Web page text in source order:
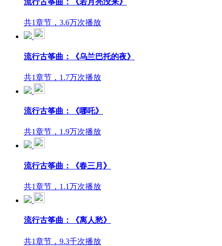
流行古筝曲：《若月亮没来》
共1章节，3.6万次播放
流行古筝曲：《乌兰巴托的夜》
共1章节，1.7万次播放
流行古筝曲：《哪吒》
共1章节，1.9万次播放
流行古筝曲：《春三月》
共1章节，1.1万次播放
流行古筝曲：《离人愁》
共1章节，9.3千次播放